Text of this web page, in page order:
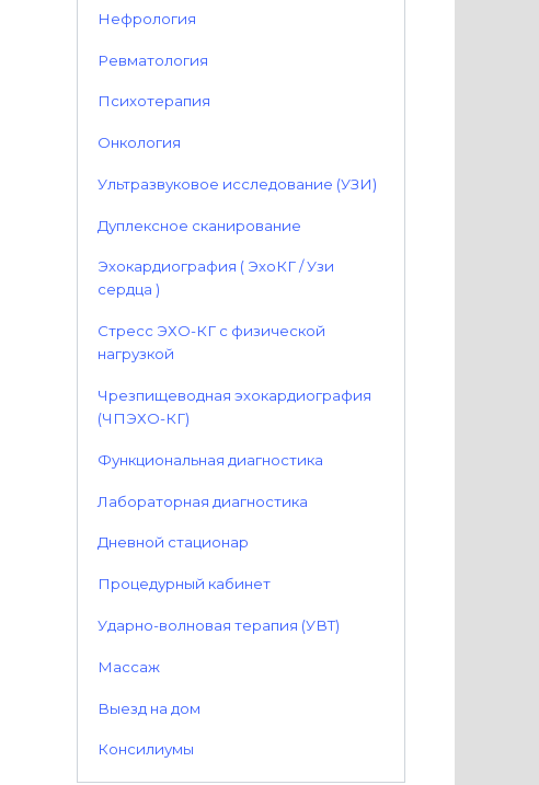
Нефрология
Ревматология
Психотерапия
Онкология
Ультразвуковое исследование (УЗИ)
Дуплексное сканирование
Эхокардиография ( ЭхоКГ / Узи
сердца )
Стресс ЭХО-КГ с физической
нагрузкой
Чрезпищеводная эхокардиография
(ЧПЭХО-КГ)
Функциональная диагностика
Лабораторная диагностика
Дневной стационар
Процедурный кабинет
Ударно-волновая терапия (УВТ)
Массаж
Выезд на дом
Консилиумы